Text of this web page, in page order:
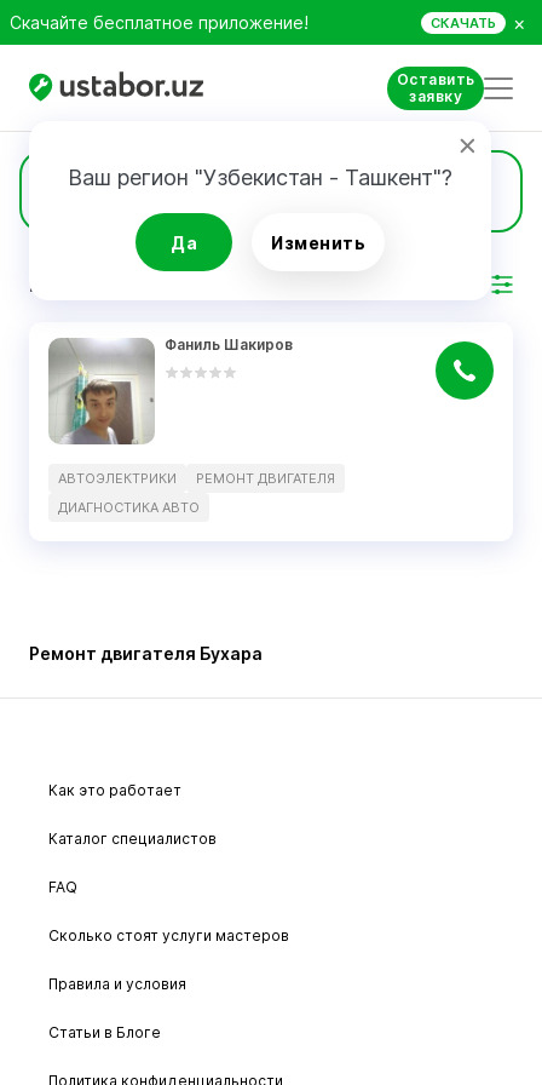
Скачайте бесплатное приложение! СКАЧАТЬ ×
Оставить
заявку
Ваш регион "Узбекистан - Ташкент"?
Да Изменить
Ремонт двигателя
РЕЗУЛЬТАТ
Фаниль Шакиров
АВТОЭЛЕКТРИКИ
РЕМОНТ ДВИГАТЕЛЯ
ДИАГНОСТИКА АВТО
Ремонт двигателя Бухара
Как это работает
Каталог специалистов
FAQ
Сколько стоят услуги мастеров
Правила и условия
Статьи в Блоге
Политика конфиденциальности